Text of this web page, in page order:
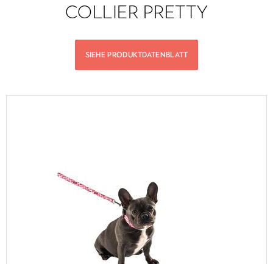
COLLIER PRETTY
SIEHE PRODUKTDATENBLATT